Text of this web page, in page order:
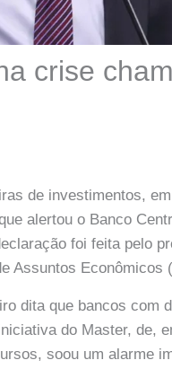
crise
de investimentos,
alertou o Banco
foi feita pelo
Assuntos Econômicos
dita que bancos com
do Master, de,
soou um alarme